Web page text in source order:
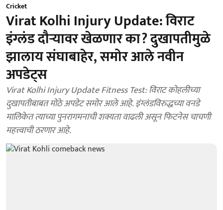
Cricket
Virat Kolhi Injury Update: विराट
इंग्लंड दौऱ्यावर खेळणार का? दुखापतीमुळे
झालाय संघाबाहेर, समोर आले नवीन
अपडेट्स
Virat Kolhi Injury Update Fitness Test: विराट कोहलीच्या
दुखापतीबाबत मोठे अपडेट समोर आले आहे. इंग्लंडविरुद्धच्या वनडे
मालिकेत त्याच्या पुनरागमनाची शक्यता वाढली असून फिटनेस चाचणी
महत्त्वाची ठरणार आहे.